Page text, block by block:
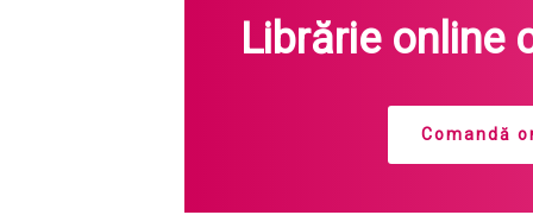
Librărie online
Comandă